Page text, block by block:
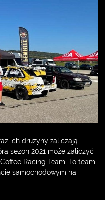
ich drużyny zaliczają
sezon 2021 może zaliczyć
Racing Team. To team,
samochodowym na